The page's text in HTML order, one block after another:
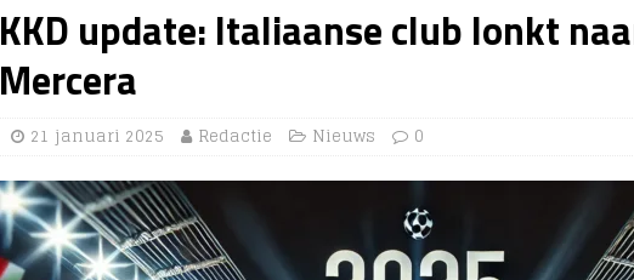
KKD update: Italiaanse club lonkt
Mercera
21 januari 2025 Redactie Nieuws 0